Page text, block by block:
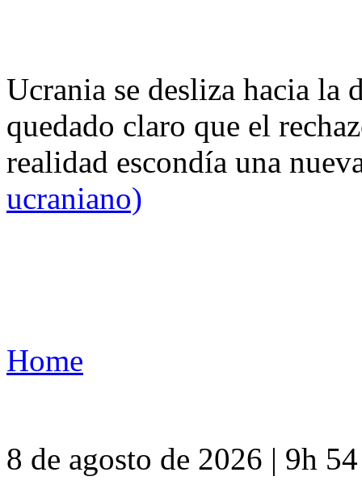
Ucrania se desliza hacia
quedado claro que el
realidad escondía una
ucraniano)
Home
8 de agosto de 2026 | 9h